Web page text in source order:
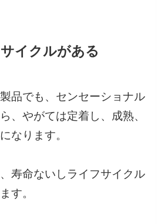
イクルがある
品でも、センセーショナル
、やがては定着し、成熟、
なります。
寿命ないしライフサイクル
す。